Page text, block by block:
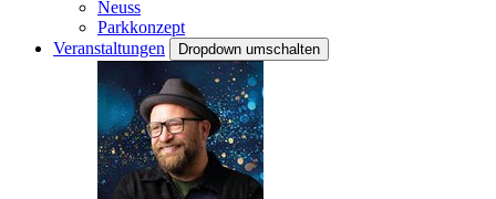
Neuss
Parkkonzept
Veranstaltungen
Dropdown umschalten